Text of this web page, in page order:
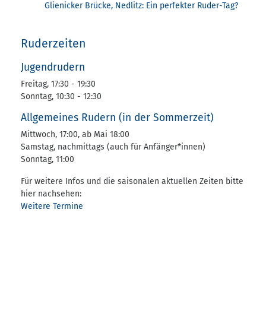
Glienicker Brücke, Nedlitz: Ein perfekter Ruder-Tag?
Ruderzeiten
Jugendrudern
Freitag, 17:30 - 19:30
Sonntag, 10:30 - 12:30
Allgemeines Rudern (in der Sommerzeit)
Mittwoch, 17:00, ab Mai 18:00
Samstag, nachmittags (auch für Anfänger*innen)
Sonntag, 11:00
Für weitere Infos und die saisonalen aktuellen Zeiten bitte
hier nachsehen:
Weitere Termine